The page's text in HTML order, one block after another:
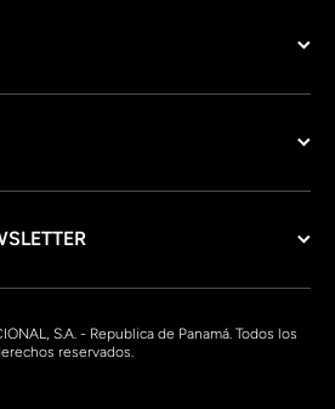
S.A. - Republica de Panamá. Todos los
reservados.